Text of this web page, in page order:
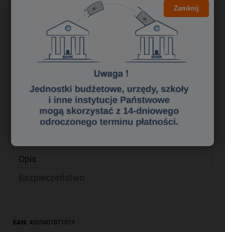
5,68 zł
do koszyka
Producent:
Kod produktu:
gu 0137268
zapytaj o produkt
poleć znajomemu
Opis
EAN: 4005401871019
Zamknij